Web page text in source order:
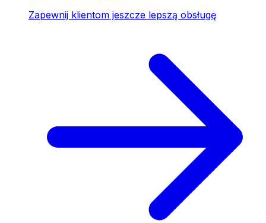
Zapewnij klientom jeszcze lepszą obsługę